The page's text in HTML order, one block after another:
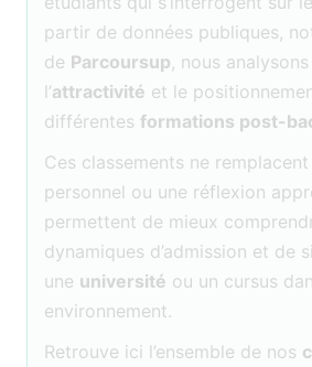
partir de données publiques,
de Parcoursup, nous
l’attractivité et le
différentes formations post-
Ces classements ne
personnel ou une réflexion
permettent de mieux
dynamiques d’admission et de
une université ou un cursus
environnement.
Retrouve ici l’ensemble de nos